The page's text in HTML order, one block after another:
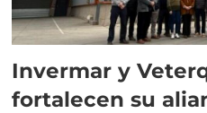
Invermar y
fortalecen su